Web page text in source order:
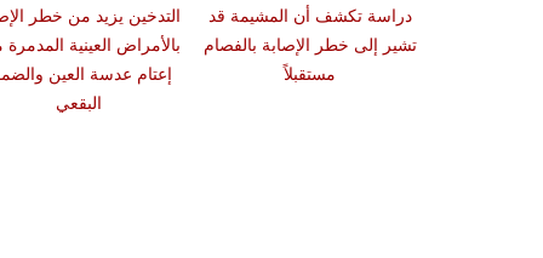
التدخين يزيد من خطر
بالأمراض العينية المدمرة
إعتام عدسة العين
البقعي
دراسة تكشف أن المشيمة قد
تشير إلى خطر الإصابة بالفصام
مستقبلاً